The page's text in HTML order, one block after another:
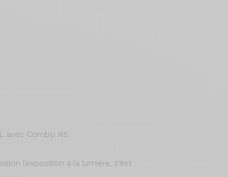
avec Combo R8.
l’exposition à la lumière, c’est